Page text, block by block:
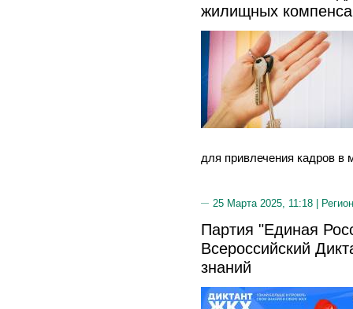
жилищных
для привлечения кадров в
25 Марта 2025, 11:18 |
Партия "Единая
Всероссийский
знаний